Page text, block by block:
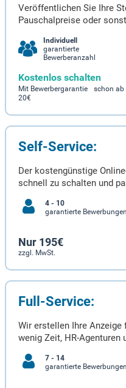
Veröffentlichen Sie Ihre
Pauschalpreise oder
Individuell
garantierte
Bewerberanzahl
Kostenlos schalten
Mit Bewerbergarantie schon ab
20€
Self-Service:
Der kostengünstige
schnell zu schalten und
4 - 10
garantierte Bewerbungen
Nur 195€
zzgl. MwSt.
Full-Service:
Wir erstellen Ihre Anzeige
wenig Zeit, HR-Agenturen
7 - 14
garantierte Bewerbungen